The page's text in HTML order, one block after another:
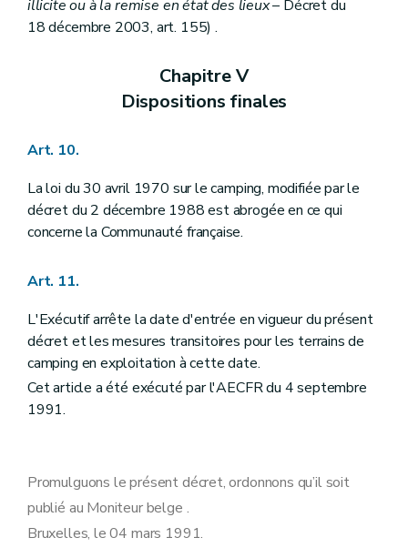
illicite ou à la remise en état des lieux– Décret du
18 décembre 2003, art. 155) .
Chapitre V
Dispositions finales
Art. 10.
La loi du 30 avril 1970 sur le camping, modifiée par le
décret du 2 décembre 1988 est abrogée en ce qui
concerne la Communauté française.
Art. 11.
L'Exécutif arrête la date d'entrée en vigueur du présent
décret et les mesures transitoires pour les terrains de
camping en exploitation à cette date.
Cet article a été exécuté par l'AECFR du 4 septembre
1991.
Promulguons le présent décret, ordonnons qu’il soit
publié au Moniteur belge .
Bruxelles, le 04 mars 1991.